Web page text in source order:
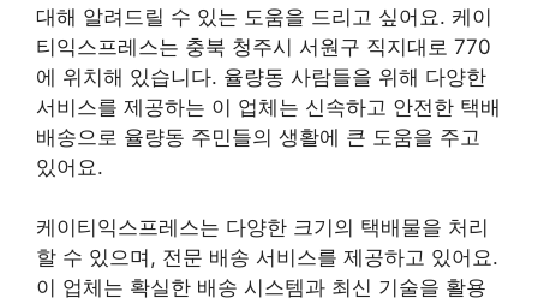
대해 알려드릴 수 있는 도움을 드리고 싶어요. 케이
티익스프레스는 충북 청주시 서원구 직지대로 770
에 위치해 있습니다. 율량동 사람들을 위해 다양한
서비스를 제공하는 이 업체는 신속하고 안전한 택배
배송으로 율량동 주민들의 생활에 큰 도움을 주고
있어요.
케이티익스프레스는 다양한 크기의 택배물을 처리
할 수 있으며, 전문 배송 서비스를 제공하고 있어요.
이 업체는 확실한 배송 시스템과 최신 기술을 활용